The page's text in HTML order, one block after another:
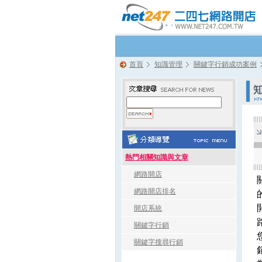
首頁 知識管理 關鍵字行銷成功案例
熱門相關知識與文章
網路開店
網路開店排名
開店系統
關鍵字行銷
關鍵字搜尋行銷